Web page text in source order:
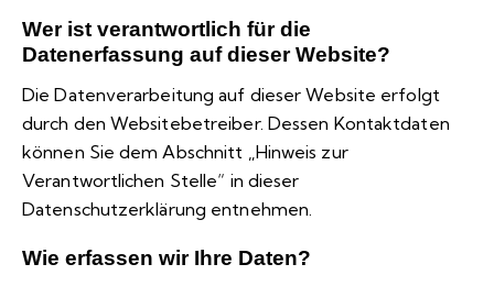
Wer ist verantwortlich für die
Datenerfassung auf dieser Website?
Die Datenverarbeitung auf dieser Website erfolgt
durch den Websitebetreiber. Dessen Kontaktdaten
können Sie dem Abschnitt „Hinweis zur
Verantwortlichen Stelle“ in dieser
Datenschutzerklärung entnehmen.
Wie erfassen wir Ihre Daten?